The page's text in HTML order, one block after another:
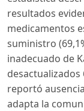
resultados
medicamentos
suministro
inadecuado de
desactualizados
reportó
adapta la